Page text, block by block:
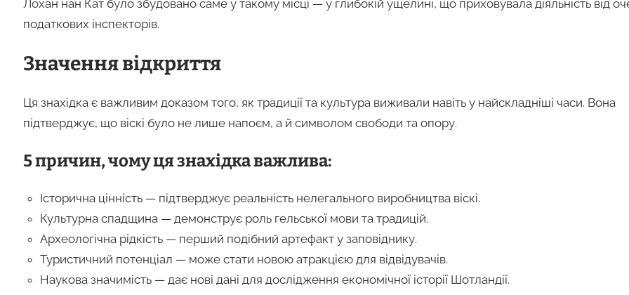
Лохан нан Кат було збудовано саме у такому місці — у глибокій ущелині, що приховувала діяльність від
податкових інспекторів.
Значення відкриття
Ця знахідка є важливим доказом того, як традиції та культура виживали навіть у найскладніші часи. Вона
підтверджує, що віскі було не лише напоєм, а й символом свободи та опору.
5 причин, чому ця знахідка важлива:
Історична цінність — підтверджує реальність нелегального виробництва віскі.
Культурна спадщина — демонструє роль гельської мови та традицій.
Археологічна рідкість — перший подібний артефакт у заповіднику.
Туристичний потенціал — може стати новою атракцією для відвідувачів.
Наукова значимість — дає нові дані для дослідження економічної історії Шотландії.